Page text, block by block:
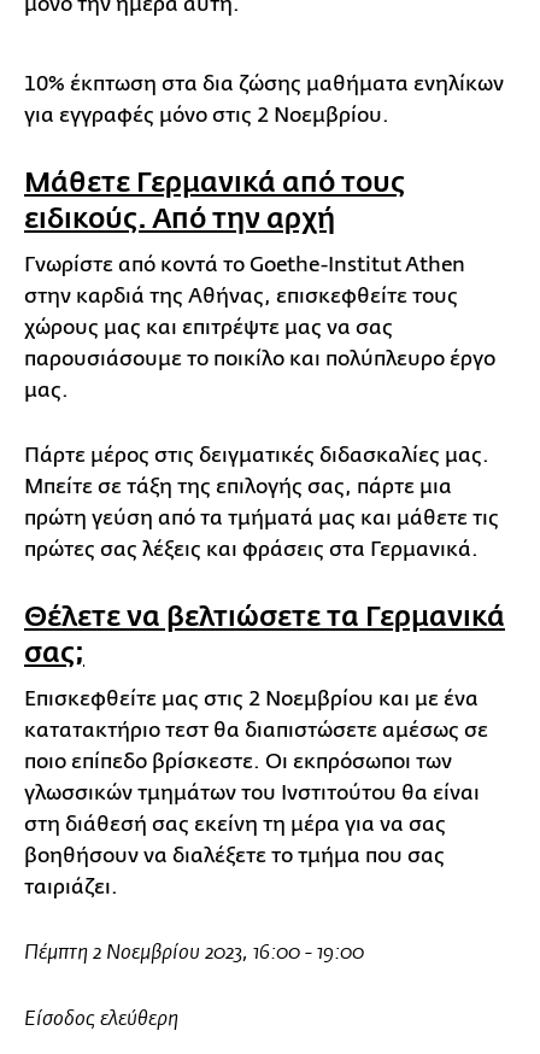
10% έκπτωση στα δια ζώσης μαθήματα ενηλίκων
για εγγραφές μόνο στις 2 Νοεμβρίου.
Μάθετε Γερμανικά από τους
ειδικούς. Από την αρχή
Γνωρίστε από κοντά τo Goethe-Institut Athen
στην καρδιά της Αθήνας, επισκεφθείτε τους
χώρους μας και επιτρέψτε μας να σας
παρουσιάσουμε το ποικίλο και πολύπλευρο έργο
μας.
Πάρτε μέρος στις δειγματικές διδασκαλίες μας.
Μπείτε σε τάξη της επιλογής σας, πάρτε μια
πρώτη γεύση από τα τμήματά μας και μάθετε τις
πρώτες σας λέξεις και φράσεις στα Γερμανικά.
Θέλετε να βελτιώσετε τα Γερμανικά
σας;
Επισκεφθείτε μας στις 2 Νοεμβρίου και με ένα
κατατακτήριο τεστ θα διαπιστώσετε αμέσως σε
ποιο επίπεδο βρίσκεστε. Οι εκπρόσωποι των
γλωσσικών τμημάτων του Ινστιτούτου θα είναι
στη διάθεσή σας εκείνη τη μέρα για να σας
βοηθήσουν να διαλέξετε το τμήμα που σας
ταιριάζει.
Πέμπτη 2 Νοεμβρίου 2023, 16:00 - 19:00
Είσοδος ελεύθερη